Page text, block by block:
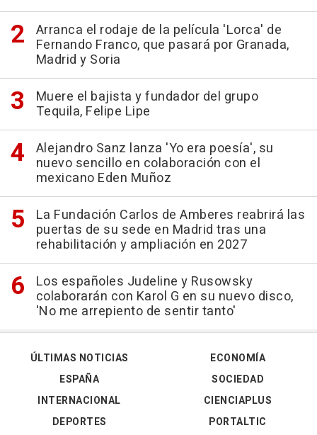
Arranca el rodaje de la película 'Lorca' de
Fernando Franco, que pasará por Granada,
Madrid y Soria
Muere el bajista y fundador del grupo
Tequila, Felipe Lipe
Alejandro Sanz lanza 'Yo era poesía', su
nuevo sencillo en colaboración con el
mexicano Eden Muñoz
La Fundación Carlos de Amberes reabrirá las
puertas de su sede en Madrid tras una
rehabilitación y ampliación en 2027
Los españoles Judeline y Rusowsky
colaborarán con Karol G en su nuevo disco,
'No me arrepiento de sentir tanto'
ÚLTIMAS NOTICIAS
ESPAÑA
INTERNACIONAL
DEPORTES
ECONOMÍA
SOCIEDAD
CIENCIAPLUS
PORTALTIC